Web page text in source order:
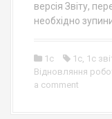
версія Звіту,
необхідно
1c 1с, 1с
Відновляння
a comment